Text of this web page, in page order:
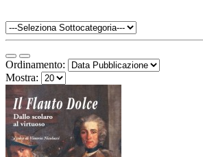
Ordinamento:
Mostra: